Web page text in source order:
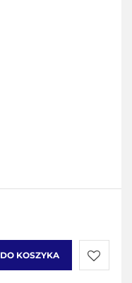
DO KOSZYKA